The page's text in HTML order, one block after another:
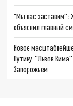
"Мы вас заставим":
объяснил главный
Новое
Путину. "Львов
Запорожьем